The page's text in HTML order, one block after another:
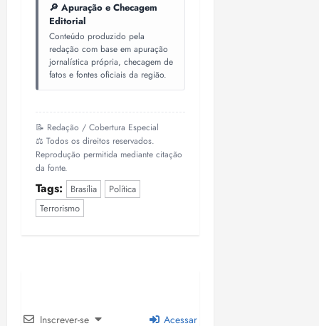
🔎 Apuração e Checagem
Editorial
Conteúdo produzido pela
redação com base em apuração
jornalística própria, checagem de
fatos e fontes oficiais da região.
📝 Redação / Cobertura Especial
⚖️ Todos os direitos reservados.
Reprodução permitida mediante citação
da fonte.
Tags: Brasília
Política
Terrorismo
Inscrever-se Acessar